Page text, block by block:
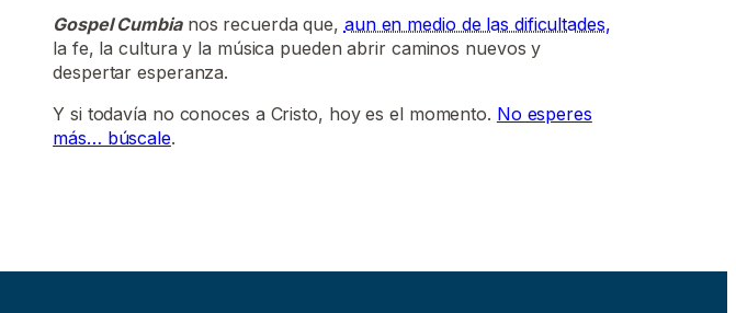
Gospel Cumbianos recuerda que, aun en medio de las dificultades,
la fe, la cultura y la música pueden abrir caminos nuevos y
despertar esperanza.
Y si todavía no conoces a Cristo, hoy es el momento. No esperes
más… búscale.